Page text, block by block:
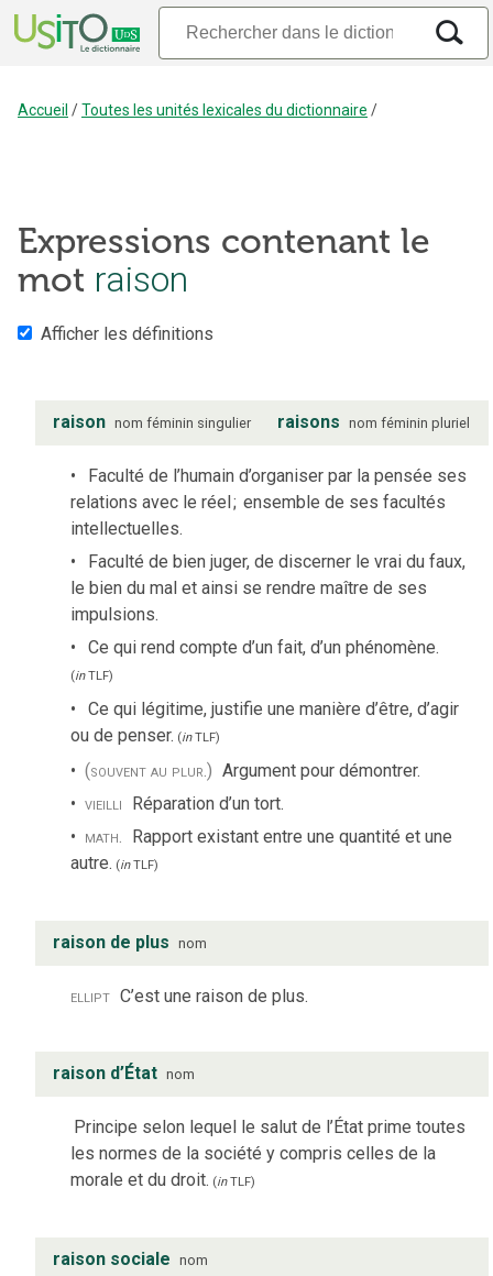
Accueil /Toutes les unités lexicales du dictionnaire /
Expressions contenant le
mot raison
Afficher les définitions
raison nom féminin singulier raisons nom féminin pluriel
Faculté de l’humain d’organiser par la pensée ses
relations avec le réel; ensemble de ses facultés
intellectuelles.
Faculté de bien juger, de discerner le vrai du faux,
le bien du mal et ainsi se rendre maître de ses
impulsions.
Ce qui rend compte d’un fait, d’un phénomène.
(inTLF)
Ce qui légitime, justifie une manière d’être, d’agir
ou de penser. (inTLF)
(souvent au plur.) Argument pour démontrer.
vieilli Réparation d’un tort.
math. Rapport existant entre une quantité et une
autre. (inTLF)
raison de plus nom
ellipt C’est une raison de plus.
raison d’État nom
Principe selon lequel le salut de l’État prime toutes
les normes de la société y compris celles de la
morale et du droit. (inTLF)
raison sociale nom